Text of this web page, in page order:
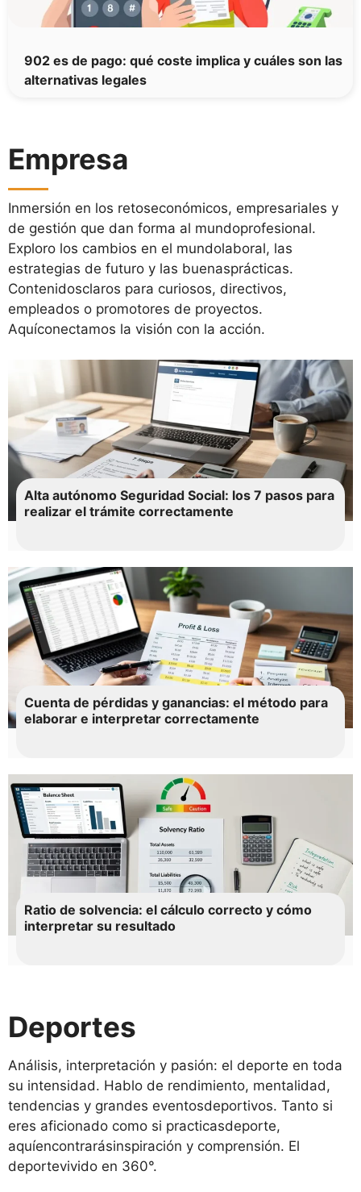
902 es de pago: qué coste implica y cuáles son las
alternativas legales
Empresa
Inmersión en los retoseconómicos, empresariales y
de gestión que dan forma al mundoprofesional.
Exploro los cambios en el mundolaboral, las
estrategias de futuro y las buenasprácticas.
Contenidosclaros para curiosos, directivos,
empleados o promotores de proyectos.
Aquíconectamos la visión con la acción.
Alta autónomo Seguridad Social: los 7 pasos para
realizar el trámite correctamente
Cuenta de pérdidas y ganancias: el método para
elaborar e interpretar correctamente
Ratio de solvencia: el cálculo correcto y cómo
interpretar su resultado
Deportes
Análisis, interpretación y pasión: el deporte en toda
su intensidad. Hablo de rendimiento, mentalidad,
tendencias y grandes eventosdeportivos. Tanto si
eres aficionado como si practicasdeporte,
aquíencontrarásinspiración y comprensión. El
deportevivido en 360°.